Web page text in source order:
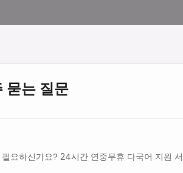
묻는 질문
요하신가요? 24시간 연중무휴 다국어 지원